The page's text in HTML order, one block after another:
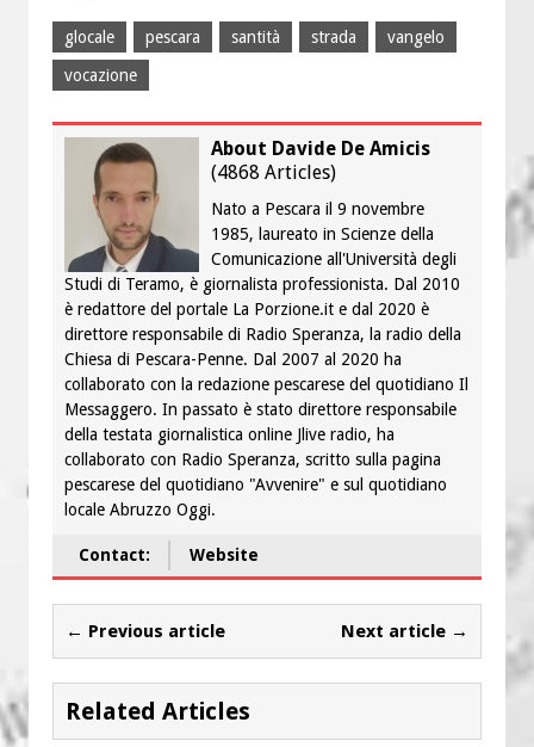
glocale pescara santità strada
vangelo
vocazione
About Davide De Amicis
(4868 Articles)
Nato a Pescara il 9 novembre
1985, laureato in Scienze della
Comunicazione all'Università degli
Studi di Teramo, è giornalista professionista. Dal 2010
è redattore del portale La Porzione.it e dal 2020 è
direttore responsabile di Radio Speranza, la radio della
Chiesa di Pescara-Penne. Dal 2007 al 2020 ha
collaborato con la redazione pescarese del quotidiano Il
Messaggero. In passato è stato direttore responsabile
della testata giornalistica online Jlive radio, ha
collaborato con Radio Speranza, scritto sulla pagina
pescarese del quotidiano "Avvenire" e sul quotidiano
locale Abruzzo Oggi.
Contact: Website
← Previous article Next article →
Related Articles